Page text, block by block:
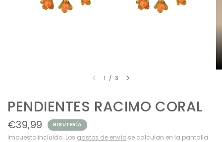
1 / 3
PENDIENTES RACIMO CORAL
€39,99 BISUTERÍA
Impuesto incluido. Los gastos de envío se calculan en la pantalla